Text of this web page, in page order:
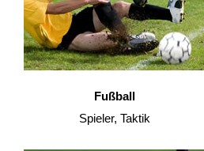
Fußball
Spieler, Taktik